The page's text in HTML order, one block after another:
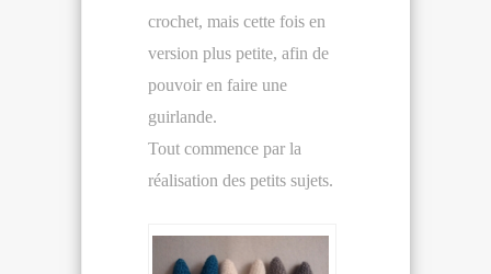
crochet, mais cette fois en
version plus petite, afin de
pouvoir en faire une
guirlande.
Tout commence par la
réalisation des petits sujets.